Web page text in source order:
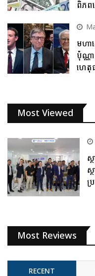
ពិភ
មហា
ប៉ុណ្ណ
ហេ
Most Viewed
ស្
ស្
ប្
Most Reviews
RECENT